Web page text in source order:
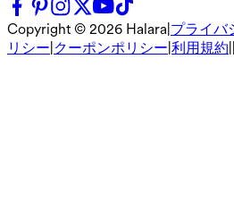
Copyright © 2026 Halara プライバ
リシー クーポンポリシー 利用規約